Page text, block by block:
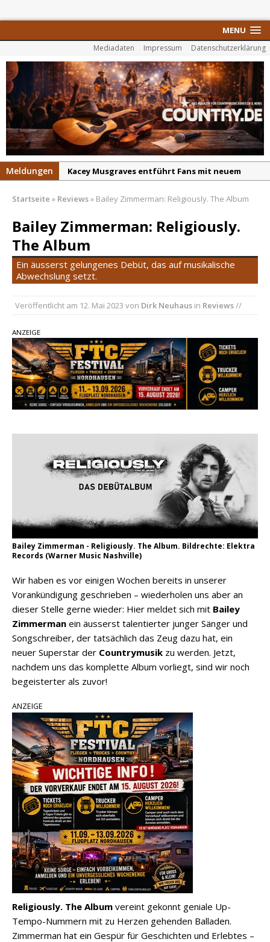
MENU
Mediadaten Impressum Datenschutzerklärung
Meldungen
Kacey Musgraves entführt Fans mit neuem
Carter Faith mit brandneuem Musikvideo zu
„Pearl Handled Pistol“
Son Volt – „Sound Signal Serenades“ erscheint
am 28. August
Country Music Hot News – 2. August 2026: Dolly
Chris Johnson & The Hollywood Hillbillies
Ahead“ an
Danke für Euer Vertrauen: Country.de erreicht
täglich rund 10.000 Leser
Startseite » Reviews» Bailey Zimmerman: Religiously. The Album
Bailey Zimmerman: Religiously.
The Album
Ein äusserst gelungenes Debüt, das auf musikalische
Abwechslung setzt.
Veröffentlicht am 12. Mai 2023 von Dirk Neuhaus in Reviews//
ANZEIGE
Bailey Zimmerman - Religiously. The Album. Bildrechte: Elektra
Records (Warner Music Nashville)
Wir haben es vor einigen Wochen bereits in unserer
Vorankündigung geschrieben – wiederholen uns aber an
dieser Stelle gerne wieder: Hier meldet sich mit Bailey
Zimmerman ein äusserst talentierter junger Sänger und
Songschreiber, der tatsächlich das Zeug dazu hat, ein
neuer Superstar der Countrymusik zu werden. Jetzt,
nachdem uns das komplette Album vorliegt, sind wir noch
begeisterter als zuvor!
ANZEIGE
Religiously. The Album vereint gekonnt geniale Up-
Tempo-Nummern mit zu Herzen gehenden Balladen.
Zimmerman hat ein Gespür für Geschichten und Erlebtes –